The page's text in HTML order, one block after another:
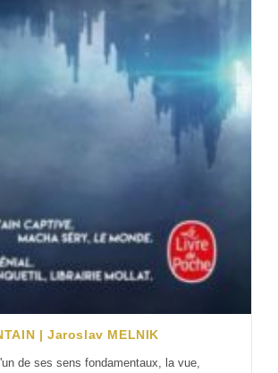
| Jaroslav MELNIK
de ses sens fondamentaux, la vue,